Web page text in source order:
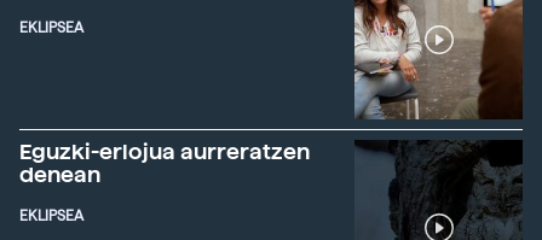
EKLIPSEA
Eguzki-erlojua aurreratzen
denean
EKLIPSEA